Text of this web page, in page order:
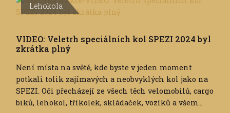
Lehokola
VIDEO: Veletrh speciálních kol SPEZI 2024 byl
zkrátka plný
Není místa na světě, kde byste v jeden moment
potkali tolik zajímavých a neobvyklých kol jako na
SPEZI. Oči přecházejí ze všech těch velomobilů, cargo
biků, lehokol, tříkolek, skládaček, vozíků a všem...